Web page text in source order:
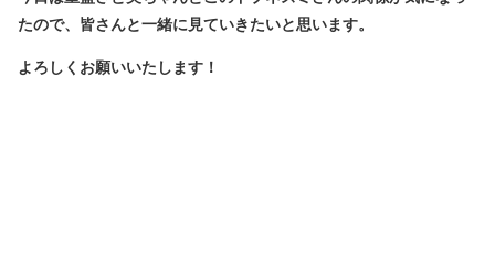
たので、皆さんと一緒に見ていきたいと思います。
よろしくお願いいたします！